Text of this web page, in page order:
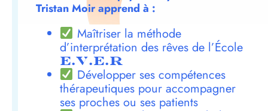
Tristan Moir apprend à :
Maîtriser la méthode
d’interprétation des rêves de l’École
E.V.E.R
Développer ses compétences
thérapeutiques pour accompagner
ses proches ou ses patients